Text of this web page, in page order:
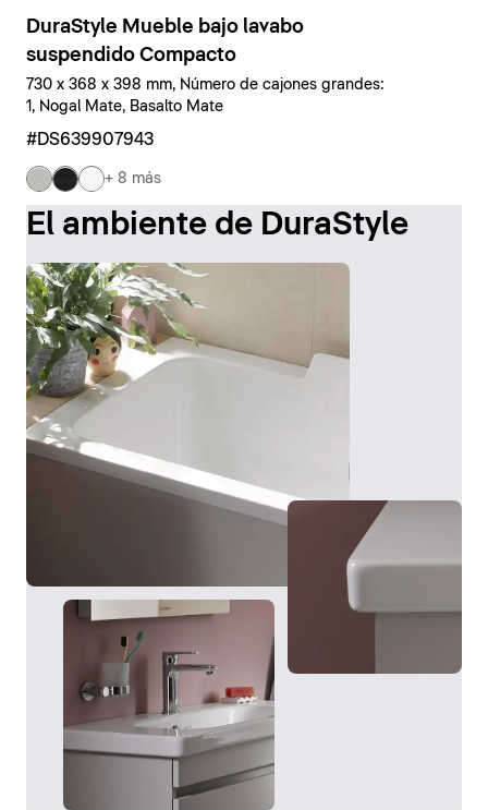
DuraStyle Mueble bajo lavabo
suspendido Compacto
730 x 368 x 398 mm, Número de cajones grandes:
1, Nogal Mate, Basalto Mate
#DS639907943
+ 8 más
El ambiente de DuraStyle